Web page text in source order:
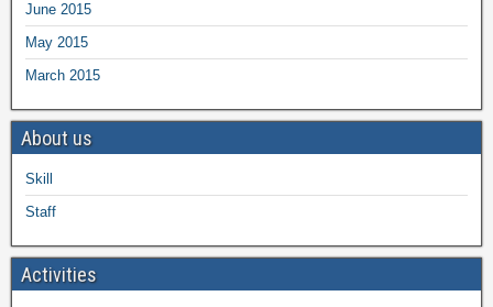
June 2015
May 2015
March 2015
About us
Skill
Staff
Activities